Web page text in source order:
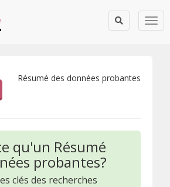
Résumé des données probantes
qu'un Résumé
probantes?
clés des recherches